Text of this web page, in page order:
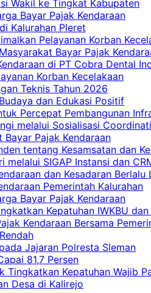
Wakil ke Tingkat Kabupaten
Bayar Pajak Kendaraan
Kalurahan Pleret
Pelayanan Korban
Bayar Pajak
di PT Cobra Dental
Korban Kecelakaan
Teknis Tahun 2026
dan Edukasi Positif
Percepat Pembangunan
melalui Sosialisasi
Pajak Kendaraan
tentang Kesamsatan dan
melalui SIGAP Instansi dan
dan Kesadaran Berlalu
Pemerintah Kalurahan
Bayar Pajak Kendaraan
Kepatuhan IWKBU dan
Kendaraan Bersama
Jajaran Polresta Sleman
81,7 Persen
Kepatuhan Wajib
Desa di Kalirejo